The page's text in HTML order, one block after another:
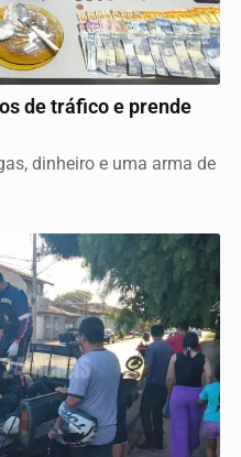
de tráfico e prende
dinheiro e uma arma de